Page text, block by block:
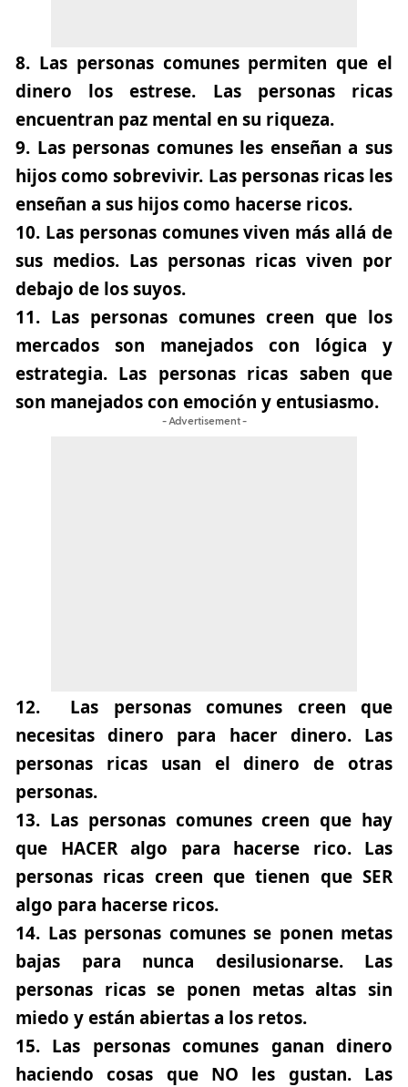
8. Las personas comunes permiten que el
dinero los estrese. Las personas ricas
encuentran paz mental en su riqueza.
9. Las personas comunes les enseñan a sus
hijos como sobrevivir. Las personas ricas les
enseñan a sus hijos como hacerse ricos.
10. Las personas comunes viven más allá de
sus medios. Las personas ricas viven por
debajo de los suyos.
11. Las personas comunes creen que los
mercados son manejados con lógica y
estrategia. Las personas ricas saben que
son manejados con emoción y entusiasmo.
- Advertisement -
12.
Las personas comunes creen que
necesitas dinero para hacer dinero. Las
personas ricas usan el dinero de otras
personas.
13. Las personas comunes creen que hay
que HACER algo para hacerse rico. Las
personas ricas creen que tienen que SER
algo para hacerse ricos.
14. Las personas comunes se ponen metas
bajas para nunca desilusionarse. Las
personas ricas se ponen metas altas sin
miedo y están abiertas a los retos.
15. Las personas comunes ganan dinero
haciendo cosas que NO les gustan. Las